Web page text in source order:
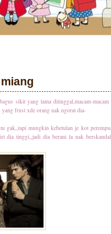
sikit yang lama ditinggal,macam-macam
frust xde orang nak ngorat dia-
gak,,tapi mungkin kebetulan je kot
dia tinggi,,jadi dia berani la nak